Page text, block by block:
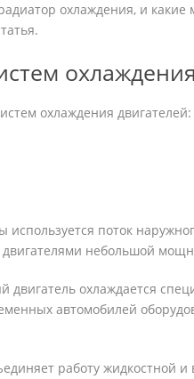
охлаждения, и какие
охлаждения двигателей:
поток
небольшой
двигатель охлаждается
автомобилей
работу жидкостной и